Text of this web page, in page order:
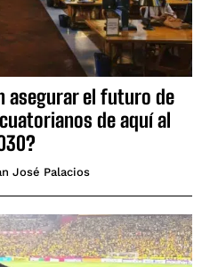
asegurar el futuro de
de aquí al
José Palacios